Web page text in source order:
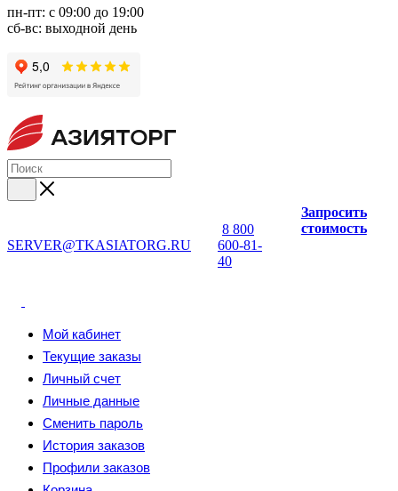
пн-пт: с 09:00 до 19:00
сб-вс: выходной день
SERVER@TKASIATORG.RU
8 800
600-81-
40
Запросить
стоимость
Мой кабинет
Текущие заказы
Личный счет
Личные данные
Сменить пароль
История заказов
Профили заказов